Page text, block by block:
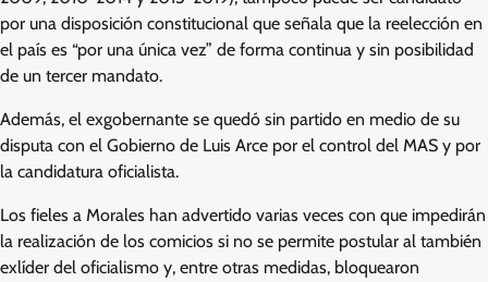
por una disposición constitucional que señala que la reelección en
el país es “por una única vez” de forma continua y sin posibilidad
de un tercer mandato.
Además, el exgobernante se quedó sin partido en medio de su
disputa con el Gobierno de Luis Arce por el control del MAS y por
la candidatura oficialista.
Los fieles a Morales han advertido varias veces con que impedirán
la realización de los comicios si no se permite postular al también
exlíder del oficialismo y, entre otras medidas, bloquearon